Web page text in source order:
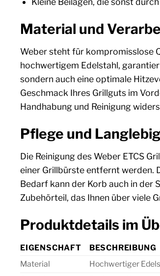
Material und
Weber steht für kompromisslose
hochwertigem Edelstahl,
sondern auch eine optimale
Geschmack Ihres Grillguts im
Handhabung und Reinigung
Pflege und
Die Reinigung des Weber ETCS
einer Grillbürste entfernt werden.
Bedarf kann der Korb auch in der
Zubehörteil, das Ihnen über viele
Produktdetails im
EIGENSCHAFT
BESCHREIBUNG
Material
Hochwertiger